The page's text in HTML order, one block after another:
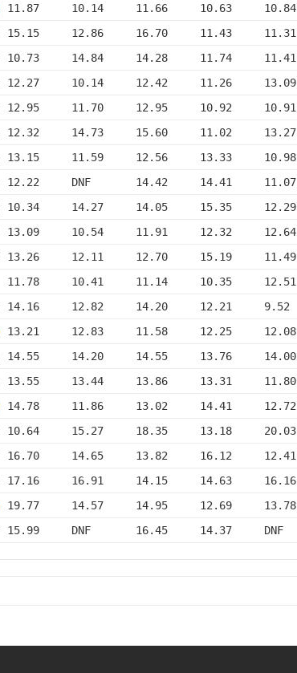
11.87     10.14     11.66     10.63     10.84
15.15     12.86     16.70     11.43     11.31
10.73     14.84     14.28     11.74     11.41
12.27     10.14     12.42     11.26     13.09
12.95     11.70     12.95     10.92     10.91
12.32     14.73     15.60     11.02     13.27
13.15     11.59     12.56     13.33     10.98
12.22     DNF       14.42     14.41     11.07
10.34     14.27     14.05     15.35     12.29
13.09     10.54     11.91     12.32     12.64
13.26     12.11     12.70     15.19     11.49
11.78     10.41     11.14     10.35     12.51
14.16     12.82     14.20     12.21     9.52
13.21     12.83     11.58     12.25     12.08
14.55     14.20     14.55     13.76     14.00
13.55     13.44     13.86     13.31     11.80
14.78     11.86     13.02     14.41     12.72
10.64     15.27     18.35     13.18     20.03
16.70     14.65     13.82     16.12     12.41
17.16     16.91     14.15     14.63     16.16
19.77     14.57     14.95     12.69     13.78
15.99     DNF       16.45     14.37     DNF